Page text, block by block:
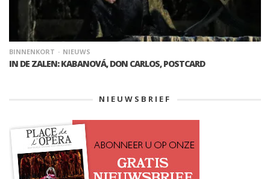
BINNENKORT NIEUWS
IN DE ZALEN: KABANOVÁ, DON CARLOS, POSTCARD
NIEUWSBRIEF